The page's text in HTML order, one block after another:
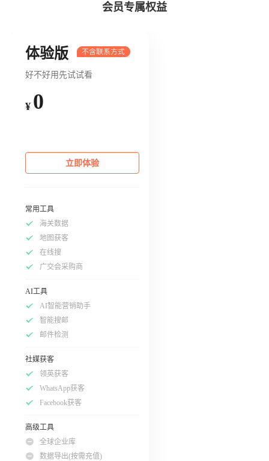
会员专属权益
体验版
好不好用先试试看
¥ 0
立即体验
常用工具
海关数据
地图获客
在线搜
广交会采购商
AI工具
AI智能营销助手
智能搜邮
邮件检测
社媒获客
领英获客
WhatsApp获客
Facebook获客
高级工具
全球企业库
数据导出(按需充值)